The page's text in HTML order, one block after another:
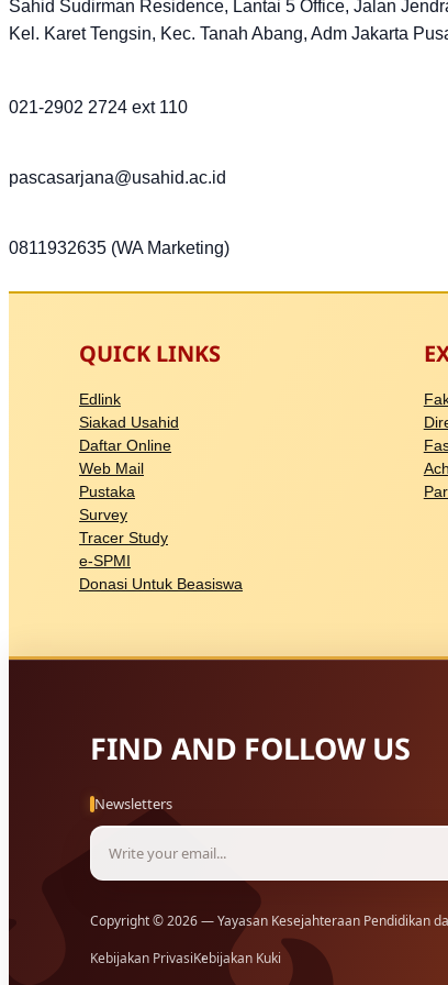
Sahid Sudirman Residence, Lantai 5 Office, Jalan
Kel. Karet Tengsin, Kec. Tanah Abang, Adm Jakarta
021-2902 2724 ext 110
pascasarjana@usahid.ac.id
0811932635 (WA Marketing)
QUICK LINKS
Edlink
Siakad Usahid
Daftar Online
Web Mail
Pustaka
Survey
Tracer Study
e-SPMI
Donasi Untuk Beasiswa
FIND AND FOLLOW US
Newsletters
Copyright © 2026 — Yayasan Kesejahteraan Pendidikan
Kebijakan PrivasiKebijakan Kuki